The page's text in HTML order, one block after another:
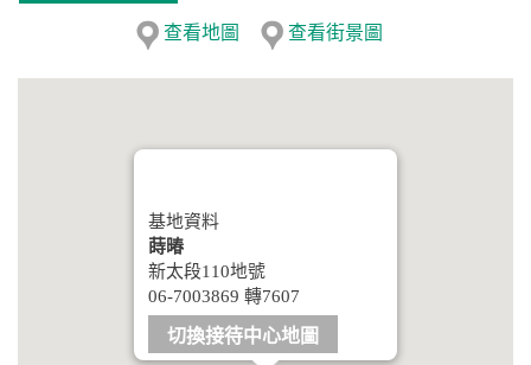
查看地圖 查看街景圖
基地資料
蒔暙
新太段110地號
06-7003869 轉7607
切換接待中心地圖